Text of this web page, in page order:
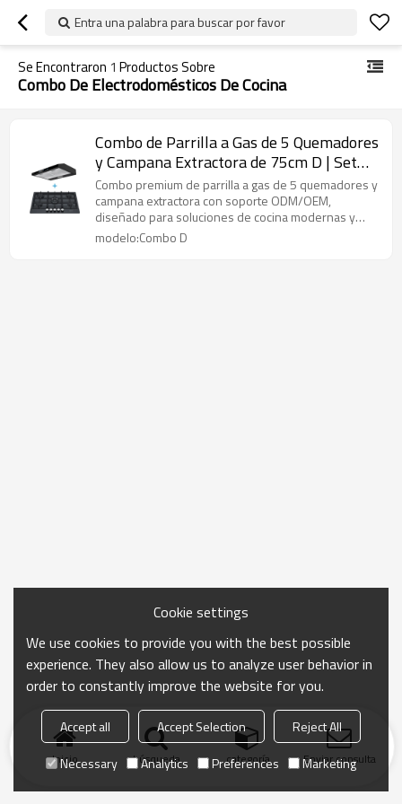
Entra una palabra para buscar por favor
Se Encontraron 1 Productos Sobre
Combo De Electrodomésticos De Cocina
Combo de Parrilla a Gas de 5 Quemadores
y Campana Extractora de 75cm D | Set
ODM de Electrodomésticos de Cocina
Combo premium de parrilla a gas de 5 quemadores y
campana extractora con soporte ODM/OEM,
diseñado para soluciones de cocina modernas y
listas para el mercado.
modelo:Combo D
Inicio búsqueda categoría Enviar consulta
Cookie settings
We use cookies to provide you with the best possible
experience. They also allow us to analyze user behavior in
order to constantly improve the website for you.
Accept all Accept Selection
Reject All
Necessary
Analytics Preferences Marketing